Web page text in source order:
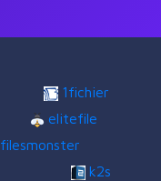
1fichier
elitefile
filesmonster
k2s